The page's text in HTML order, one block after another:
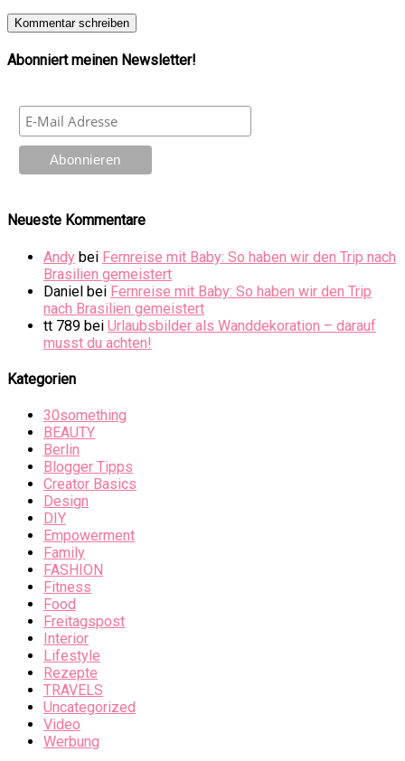
Abonniert meinen Newsletter!
Neueste Kommentare
Andy bei Fernreise mit Baby: So haben wir den Trip nach
Brasilien gemeistert
Daniel bei Fernreise mit Baby: So haben wir den Trip
nach Brasilien gemeistert
tt 789 bei Urlaubsbilder als Wanddekoration – darauf
musst du achten!
Kategorien
30something
BEAUTY
Berlin
Blogger Tipps
Creator Basics
Design
DIY
Empowerment
Family
FASHION
Fitness
Food
Freitagspost
Interior
Lifestyle
Rezepte
TRAVELS
Uncategorized
Video
Werbung